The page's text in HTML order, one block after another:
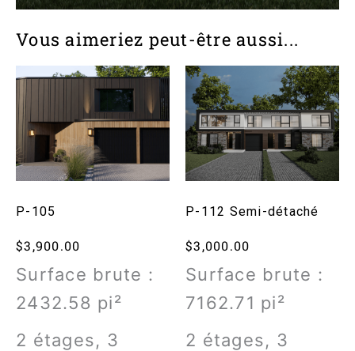
Vous aimeriez peut-être aussi...
P-105
$3,900.00
Surface brute :
2432.58 pi²
2 étages, 3
P-112 Semi-détaché
$3,000.00
Surface brute :
7162.71 pi²
2 étages, 3